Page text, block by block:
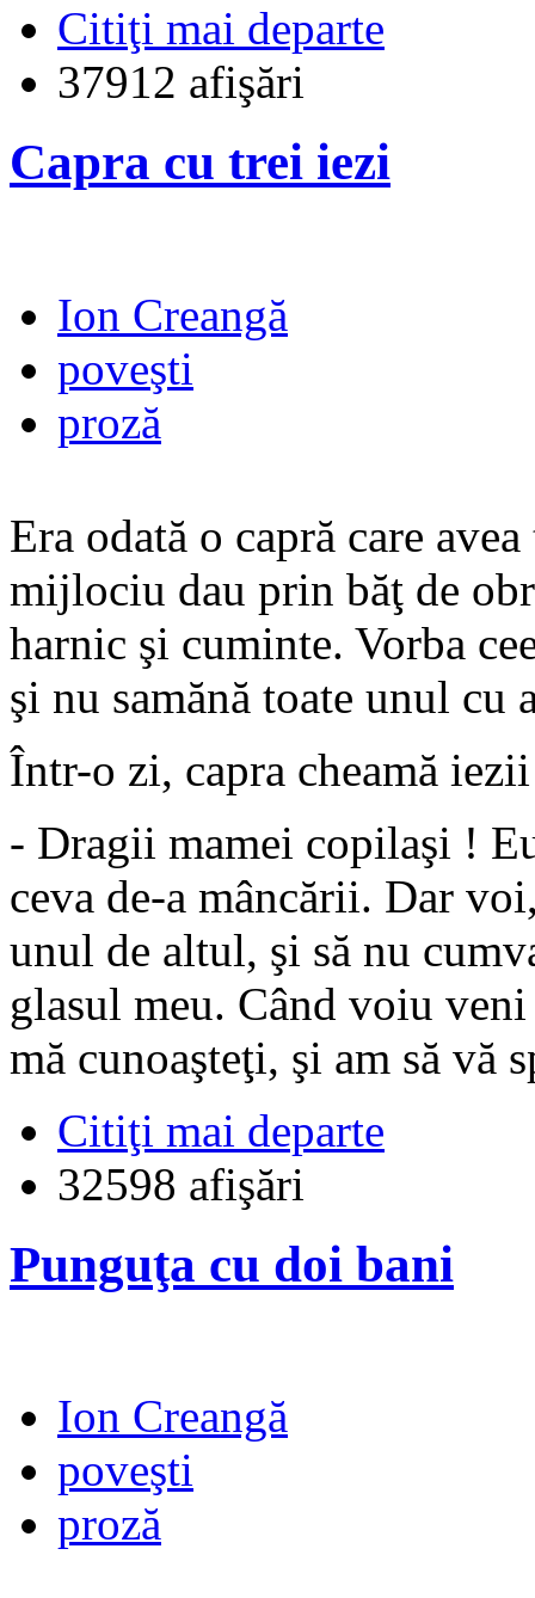
Citiţi mai departe
37912 afişări
Capra cu trei iezi
Ion Creangă
poveşti
proză
Era odată o capră care
mijlociu dau prin băţ de
harnic şi cuminte. Vorba
şi nu samănă toate unul cu
Într-o zi, capra cheamă
- Dragii mamei copilaşi !
ceva de-a mâncării. Dar
unul de altul, şi să nu
glasul meu. Când voiu veni
mă cunoaşteţi, şi am să vă
Citiţi mai departe
32598 afişări
Punguţa cu doi bani
Ion Creangă
poveşti
proză